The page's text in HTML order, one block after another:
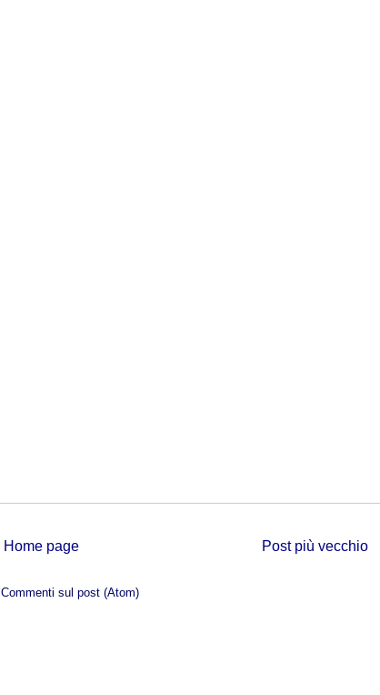
Post più vecchio
Home page
Commenti sul post (Atom)